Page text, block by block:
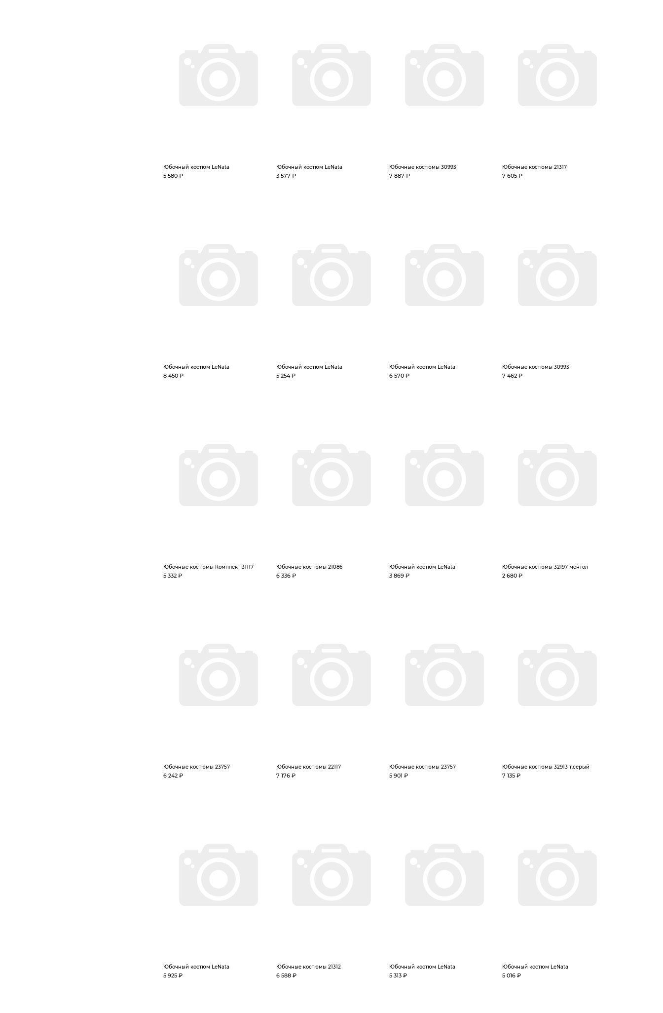
Юбочный костюм LeNata
5 580 ₽
Юбочный костюм LeNata
3 577 ₽
Юбочные костюмы 30993
7 887 ₽
Юбочные костюмы 21317
7 605 ₽
Юбочный костюм LeNata
8 450 ₽
Юбочный костюм LeNata
5 254 ₽
Юбочный костюм LeNata
6 570 ₽
Юбочные костюмы 30993
7 462 ₽
Юбочные костюмы Комплект 31117
5 332 ₽
Юбочные костюмы 21086
6 336 ₽
Юбочный костюм LeNata
3 869 ₽
Юбочные костюмы 32197 ментол
2 680 ₽
Юбочные костюмы 23757
6 242 ₽
Юбочные костюмы 22117
7 176 ₽
Юбочные костюмы 23757
5 901 ₽
Юбочные костюмы 32913 т.серый
7 135 ₽
Юбочный костюм LeNata
5 925 ₽
Юбочные костюмы 21312
6 588 ₽
Юбочный костюм LeNata
5 313 ₽
Юбочный костюм LeNata
5 016 ₽